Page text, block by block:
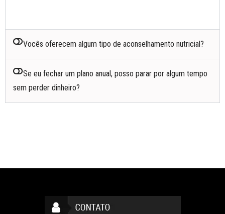
Vocês oferecem algum tipo de aconselhamento nutricial?
Se eu fechar um plano anual, posso parar por algum tempo
sem perder dinheiro?